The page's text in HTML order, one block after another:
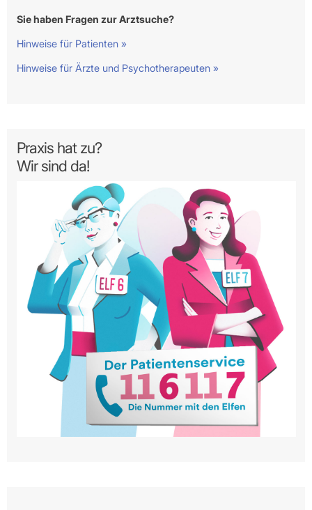
Sie haben Fragen zur Arztsuche?
Hinweise für Patienten »
Hinweise für Ärzte und Psychotherapeuten »
Praxis hat zu?
Wir sind da!